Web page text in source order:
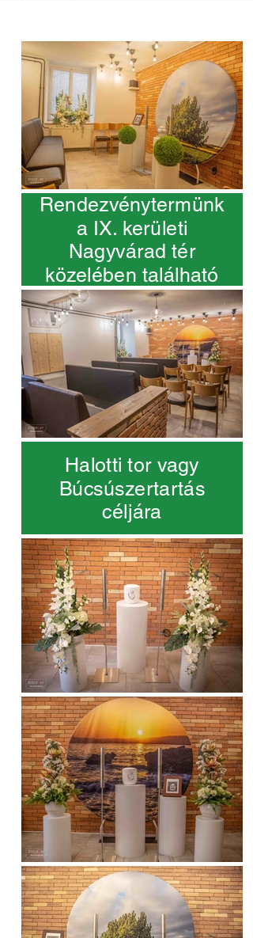
Rendezvénytermünk
a IX. kerületi
Nagyvárad tér
közelében található
Halotti tor vagy
Búcsúszertartás
céljára